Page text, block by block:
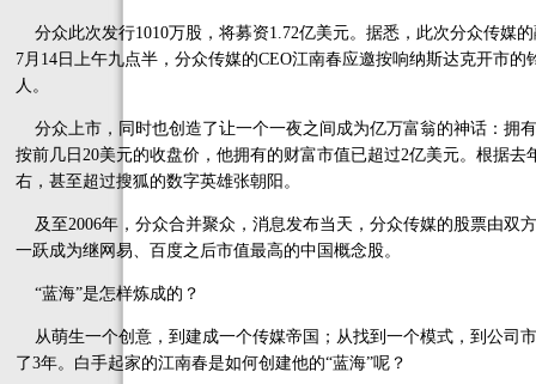
分众此次发行1010万股，将募资1.72亿美元。据悉，此次分众传媒
7月14日上午九点半，分众传媒的CEO江南春应邀按响纳斯达克开市
人。
分众上市，同时也创造了让一个一夜之间成为亿万富翁的神话：拥
按前几日20美元的收盘价，他拥有的财富市值已超过2亿美元。根据
右，甚至超过搜狐的数字英雄张朝阳。
及至2006年，分众合并聚众，消息发布当天，分众传媒的股票由双
一跃成为继网易、百度之后市值最高的中国概念股。
“蓝海”是怎样炼成的？
从萌生一个创意，到建成一个传媒帝国；从找到一个模式，到公司
了3年。白手起家的江南春是如何创建他的“蓝海”呢？